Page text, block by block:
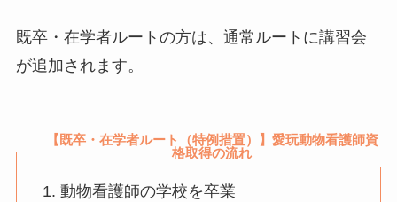
既卒・在学者ルートの方は、通常ルートに講習会
が追加されます。
【既卒・在学者ルート（特例措置）】愛玩動物看護師資
格取得の流れ
動物看護師の学校を卒業